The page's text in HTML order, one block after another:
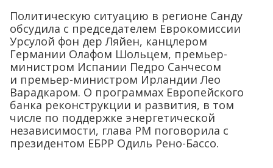
Политическую ситуацию в регионе Санду
обсудила с председателем Еврокомиссии
Урсулой фон дер Ляйен, канцлером
Германии Олафом Шольцем, премьер-
министром Испании Педро Санчесом
и премьер-министром Ирландии Лео
Варадкаром. О программах Европейского
банка реконструкции и развития, в том
числе по поддержке энергетической
независимости, глава РМ поговорила с
президентом ЕБРР Одиль Рено-Бассо.